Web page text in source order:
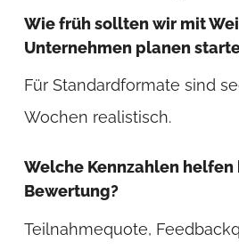
Wie früh sollten wir mit
Unternehmen planen
Für Standardformate sind
Wochen realistisch.
Welche Kennzahlen helfen
Bewertung?
Teilnahmequote,